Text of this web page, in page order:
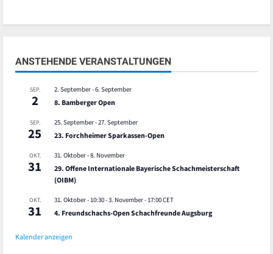
ANSTEHENDE VERANSTALTUNGEN
SEP.
2
2. September-6. September
8. Bamberger Open
SEP.
25
25. September-27. September
23. Forchheimer Sparkassen-Open
OKT.
31
31. Oktober-8. November
29. Offene Internationale Bayerische Schachmeisterschaft
(OIBM)
OKT.
31
31. Oktober - 10:30-3. November - 17:00CET
4. Freundschachs-Open Schachfreunde Augsburg
Kalender anzeigen